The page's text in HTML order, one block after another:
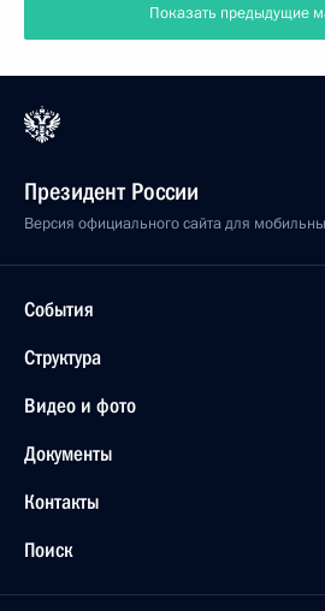
Показать предыдущие
Президент России
Версия официального сайта для
События
Структура
Видео и фото
Документы
Контакты
Поиск